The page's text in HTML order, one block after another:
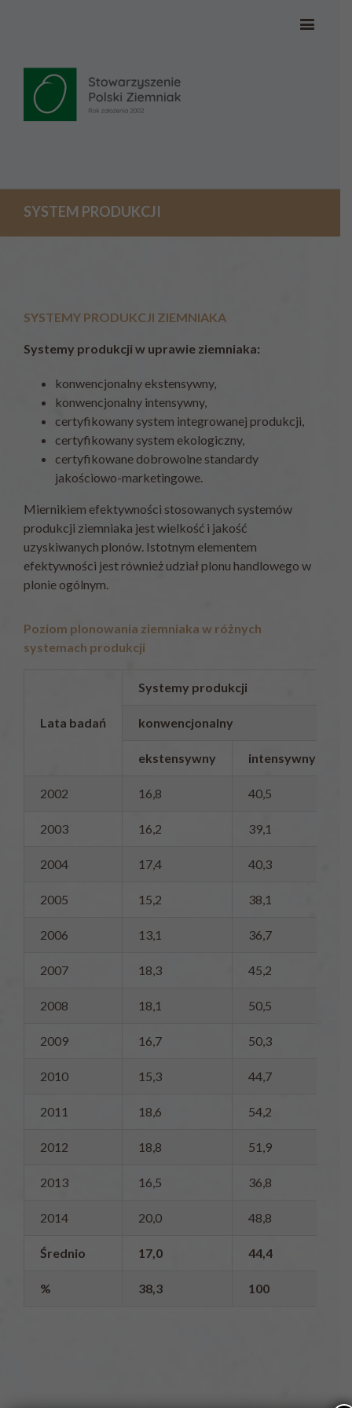
SYSTEM PRODUKCJI
SYSTEMY PRODUKCJI ZIEMNIAKA
Systemy produkcji w uprawie ziemniaka:
konwencjonalny ekstensywny,
konwencjonalny intensywny,
certyfikowany system integrowanej produkcji,
certyfikowany system ekologiczny,
certyfikowane dobrowolne standardy
jakościowo-marketingowe.
Miernikiem efektywności stosowanych systemów
produkcji ziemniaka jest wielkość i jakość
uzyskiwanych plonów. Istotnym elementem
efektywności jest również udział plonu handlowego w
plonie ogólnym.
Poziom plonowania ziemniaka w różnych
systemach produkcji
Lata badań
Systemy produkcji
konwencjonalny
ekstensywny intensywny
2002 16,8 40,5
2003 16,2 39,1
2004 17,4 40,3
2005 15,2 38,1
2006 13,1 36,7
2007 18,3 45,2
2008 18,1 50,5
2009 16,7 50,3
2010 15,3 44,7
2011 18,6 54,2
2012 18,8 51,9
2013 16,5 36,8
2014 20,0 48,8
Średnio 17,0 44,4
% 38,3 100